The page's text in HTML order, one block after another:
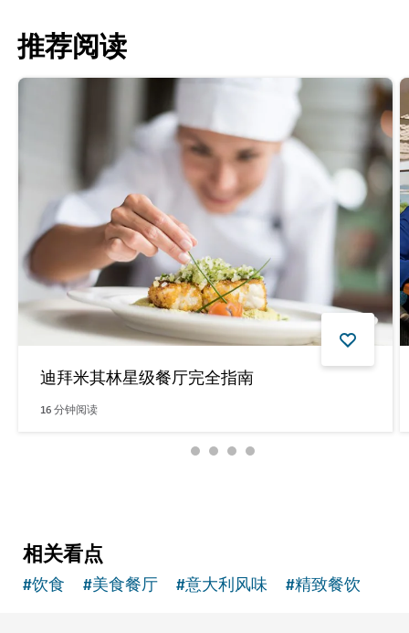
推荐阅读
迪拜米其林星级餐厅完全指南
16分钟阅读
相关看点
#饮食 #美食餐厅 #意大利风味 #精致餐饮